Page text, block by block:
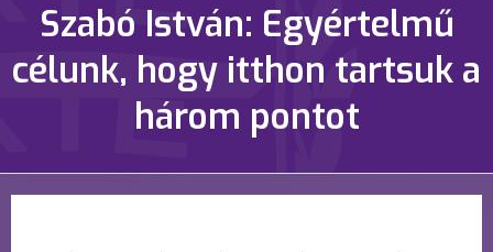
Szabó István: Egyértelmű
célunk, hogy itthon tartsuk a
három pontot